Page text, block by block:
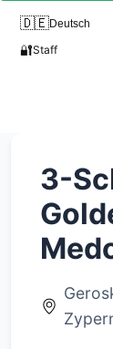
🇩🇪Deutsch
🔐Staff
3-